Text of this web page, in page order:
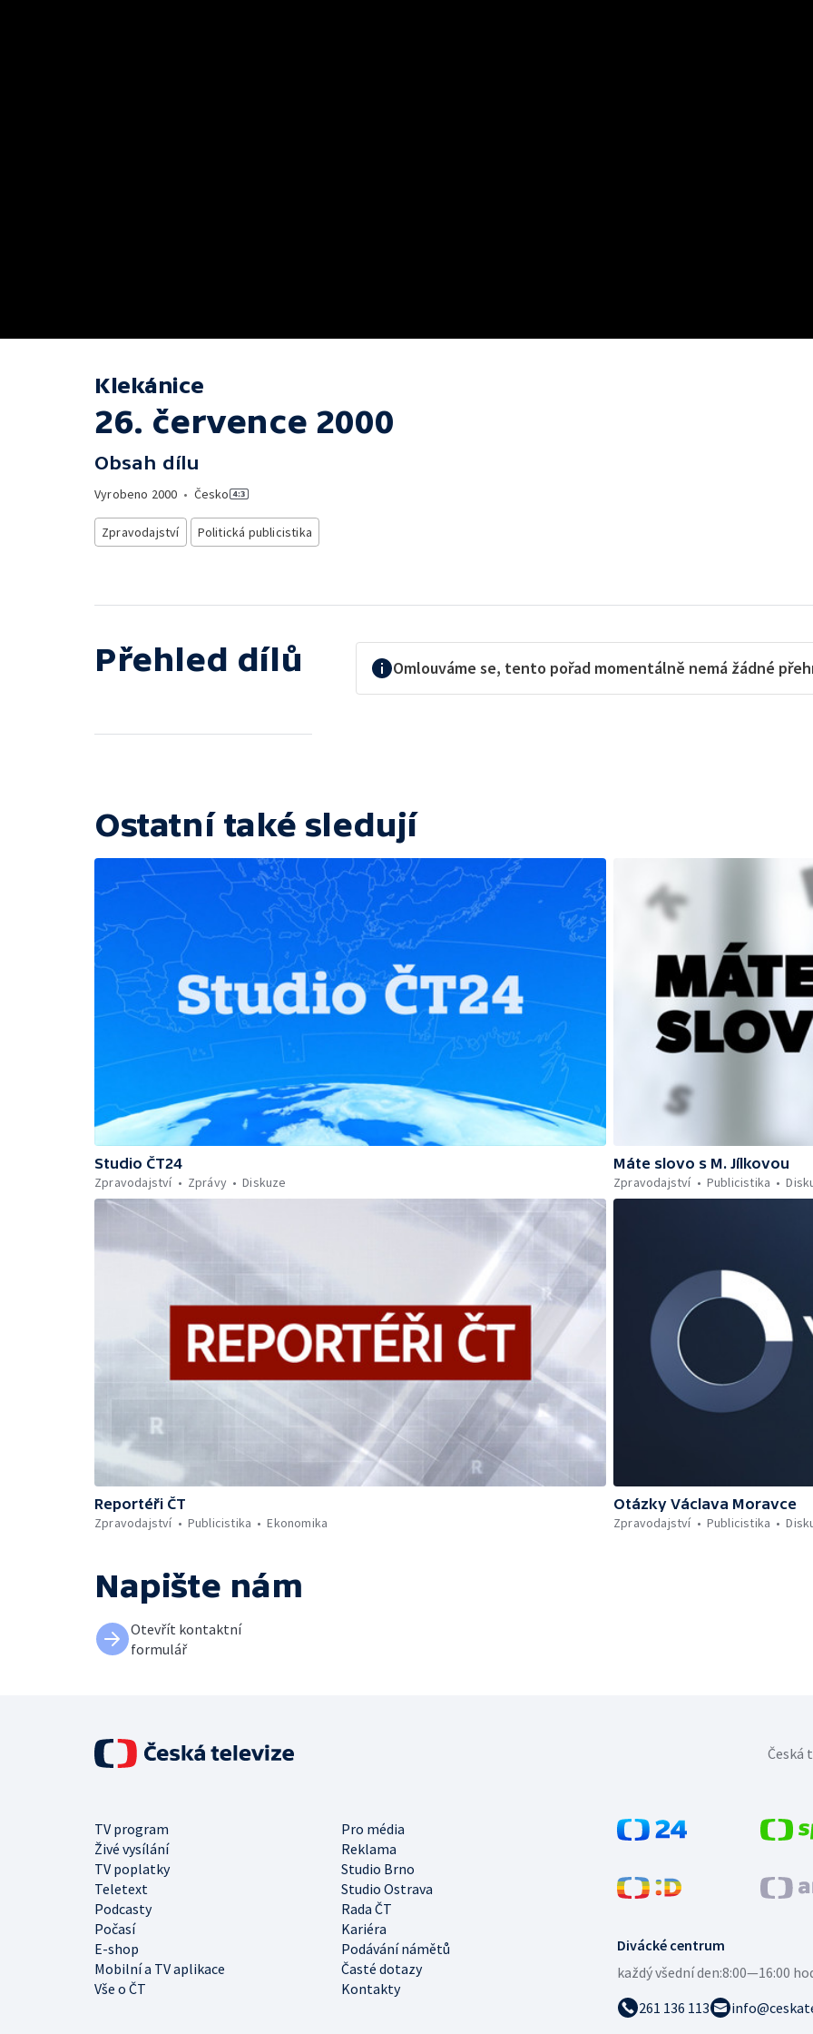
Klekánice
26. července 2000
Obsah dílu
Vyrobeno 2000 • Česko
Zpravodajství Politická publicistika
Přehled dílů Omlouváme se, tento pořad momentálně nemá žádné
Ostatní také sledují
Studio ČT24
Zpravodajství
Zprávy Diskuze
Máte slovo s M. Jílkovou
Zpravodajství
Publicistika
Reportéři ČT
Zpravodajství
Publicistika Ekonomika
Otázky Václava Moravce
Zpravodajství
Publicistika
Napište nám
Otevřít kontaktní
formulář
Divácké centrum
každý všední den:8:00—16:00
261 136 113
TV program
Pro média
Živé vysílání
Reklama
TV poplatky
Studio Brno
Teletext
Studio Ostrava
Podcasty
Rada ČT
Počasí
Kariéra
E-shop
Podávání námětů
Mobilní a TV aplikace
Časté dotazy
Vše o ČT
Kontakty
Česká